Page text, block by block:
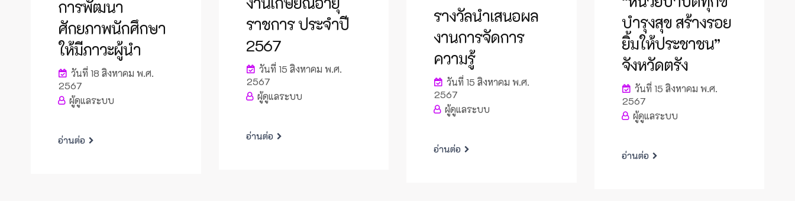
การพัฒนา
ศักยภาพนักศึกษา
ให้มีภาวะผู้นำ
วันที่ 18 สิงหาคม พ.ศ.
2567
ผู้ดูแลระบบ
อ่านต่อ
ราชการ ประจำปี
2567
วันที่ 15 สิงหาคม พ.ศ.
2567
ผู้ดูแลระบบ
อ่านต่อ
รางวัลนำเสนอผล
งานการจัดการ
ความรู้
วันที่ 15 สิงหาคม พ.ศ.
2567
ผู้ดูแลระบบ
อ่านต่อ
บำรุงสุข สร้างรอย
ยิ้มให้ประชาชน”
จังหวัดตรัง
วันที่ 15 สิงหาคม พ.ศ.
2567
ผู้ดูแลระบบ
อ่านต่อ